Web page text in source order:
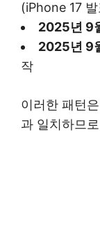
(iPhone 17
2025년 9
2025년 9
작
이러한 패턴
과 일치하므